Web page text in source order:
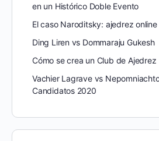
en un Histórico Doble Evento
El caso Naroditsky: ajedrez
Ding Liren vs Dommaraju Gukesh
Cómo se crea un Club de Ajedrez
Vachier Lagrave vs
Candidatos 2020